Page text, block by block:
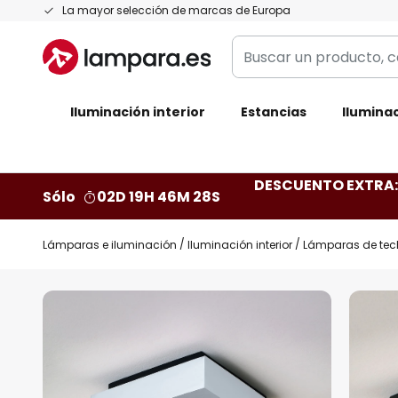
La mayor selección de marcas de Europa
Ir
contenido
Buscar
un
categoría,
Iluminación interior Estancias
Sólo 02D 19H 46M 27S
DESCUENTO
Lámparas e iluminación Iluminación interior Lámparas de
Saltar